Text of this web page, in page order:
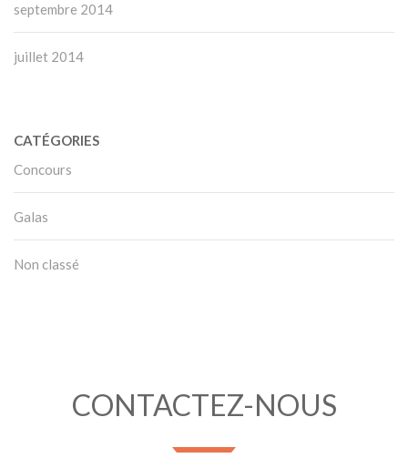
septembre 2014
juillet 2014
CATÉGORIES
Concours
Galas
Non classé
CONTACTEZ-NOUS